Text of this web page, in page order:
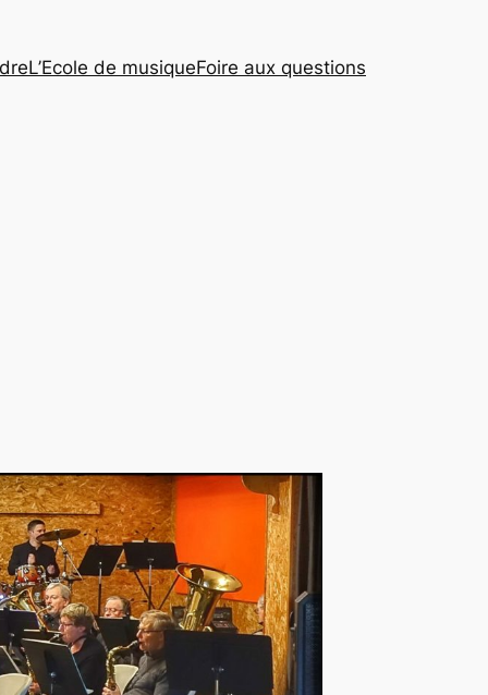
L’Ecole de musiqueFoire aux questions